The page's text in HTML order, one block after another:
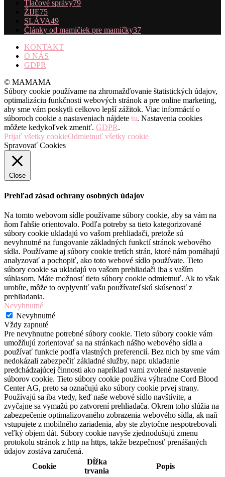
Tlačové správy79
ŽIJE75
SLÁVA49
Články od mamičiek pre mamičky37
KONTAKT
O NÁS
GDPR
© MAMAMA
Súbory cookie používame na zhromažďovanie štatistických údajov,
optimalizáciu funkčnosti webových stránok a pre online marketing,
aby sme vám poskytli celkovo lepší zážitok. Viac informácií o
súboroch cookie a nastaveniach nájdete tu. Nastavenia cookies
môžete kedykoľvek zmeniť. GDPR.
Prijať všetky cookieOdmietnuť všetky cookie
Spravovať Cookies
Close
Prehľad zásad ochrany osobných údajov
Na tomto webovom sídle používame súbory cookie, aby sa vám na
ňom ľahšie orientovalo. Podľa potreby sa tieto kategorizované
súbory cookie ukladajú vo vašom prehliadači, pretože sú
nevyhnutné na fungovanie základných funkcií stránok webového
sídla. Používame aj súbory cookie tretích strán, ktoré nám pomáhajú
analyzovať a pochopiť, ako toto webové sídlo používate. Tieto
súbory cookie sa ukladajú vo vašom prehliadači iba s vaším
súhlasom. Máte možnosť tieto súbory cookie odmietnuť. Ak to však
urobíte, môže to ovplyvniť vašu používateľskú skúsenosť z
prehliadania.
Nevyhnutné
Nevyhnutné
Vždy zapnuté
Pre nevyhnutne potrebné súbory cookie. Tieto súbory cookie vám
umožňujú zorientovať sa na stránkach nášho webového sídla a
používať funkcie podľa vlastných preferencií. Bez nich by sme vám
nedokázali zabezpečiť základné služby, napr. ukladanie
predchádzajúcej činnosti ako napríklad vami zvolené nastavenie
súborov cookie. Tieto súbory cookie používa výhradne Cord Blood
Center AG, preto sa označujú ako súbory cookie prvej strany.
Používajú sa iba vtedy, keď naše webové sídlo navštívite, a
zvyčajne sa vymažú po zatvorení prehliadača. Okrem toho slúžia na
zabezpečenie optimalizovaného zobrazenia webového sídla, ak naň
vstupujete z mobilného zariadenia, aby ste zbytočne nespotrebovali
veľký objem dát. Súbory cookie navyše zjednodušujú zmenu
protokolu stránok z http na https, takže bezpečnosť prenášaných
údajov zostáva zaručená.
Cookie
Dĺžka
trvania
Popis